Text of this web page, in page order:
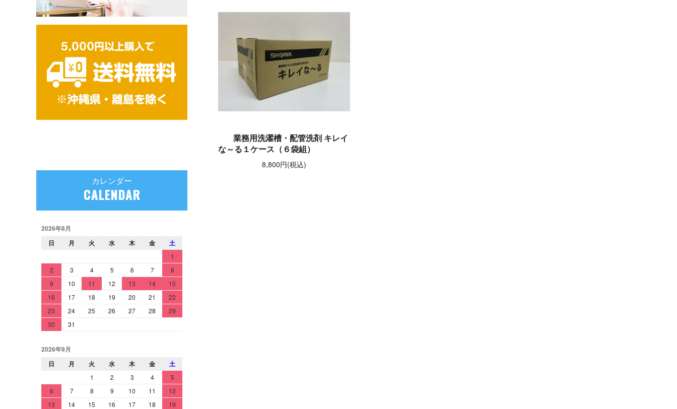
業務用洗濯槽・配管洗剤 キレイ
な～る１ケース（６袋組）
8,800円(税込)
カレンダー
CALENDAR
2026年8月
日
月 火 水 木 金 土
1
2
3 4 5 6 7
8
9
10 11 12 13 14
15
16
17 18 19 20 21
22
23
24 25 26 27 28
29
30
31
2026年9月
日
月 火 水 木 金 土
1 2 3 4
5
6
7 8 9 10 11
12
13
14 15 16 17 18
19